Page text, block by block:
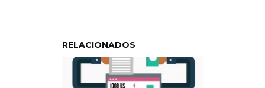
RELACIONADOS